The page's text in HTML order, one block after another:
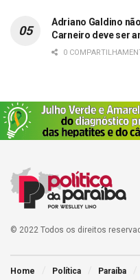
Adriano Galdino
Carneiro deve ser
0
© 2022 Todos os direitos
Home Política Paraíba